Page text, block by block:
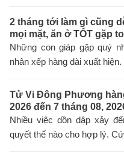
2 tháng tới làm gì cũng
mọi mặt, ăn ở TỐT gặp
Những con giáp gặp quý
nhân xếp hàng dài xuất
Tử Vi Đông Phương
2026 đến 7 tháng 08,
Nhiều việc dồn dập xảy
quyết thế nào cho hợp lý.